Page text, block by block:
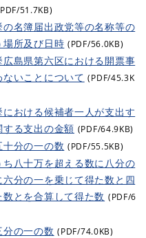
51.7KB)
名簿届出政党等の名称等の
所及び日時 (PDF/56.0KB)
島県第六区における開票事
いことについて (PDF/45.3K
おける候補者一人が支出す
る支出の金額 (PDF/64.9KB)
分の一の数 (PDF/55.5KB)
八十万を超える数に八分の
分の一を乗じて得た数と四
とを合算して得た数 (PDF/6
の一の数 (PDF/74.0KB)